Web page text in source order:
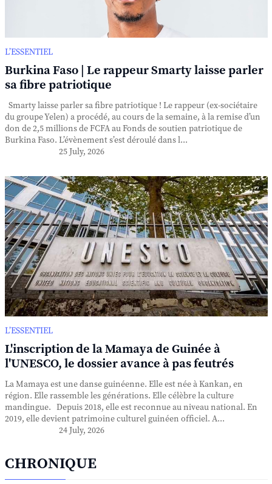
L’ESSENTIEL
Burkina Faso | Le rappeur Smarty laisse parler
sa fibre patriotique
Smarty laisse parler sa fibre patriotique ! Le rappeur (ex-sociétaire
du groupe Yelen) a procédé, au cours de la semaine, à la remise d’un
don de 2,5 millions de FCFA au Fonds de soutien patriotique de
Burkina Faso. L’évènement s’est déroulé dans l...
25 July, 2026
L’ESSENTIEL
L'inscription de la Mamaya de Guinée à
l'UNESCO, le dossier avance à pas feutrés
La Mamaya est une danse guinéenne. Elle est née à Kankan, en
région. Elle rassemble les générations. Elle célèbre la culture
mandingue. Depuis 2018, elle est reconnue au niveau national. En
2019, elle devient patrimoine culturel guinéen officiel. A...
24 July, 2026
CHRONIQUE